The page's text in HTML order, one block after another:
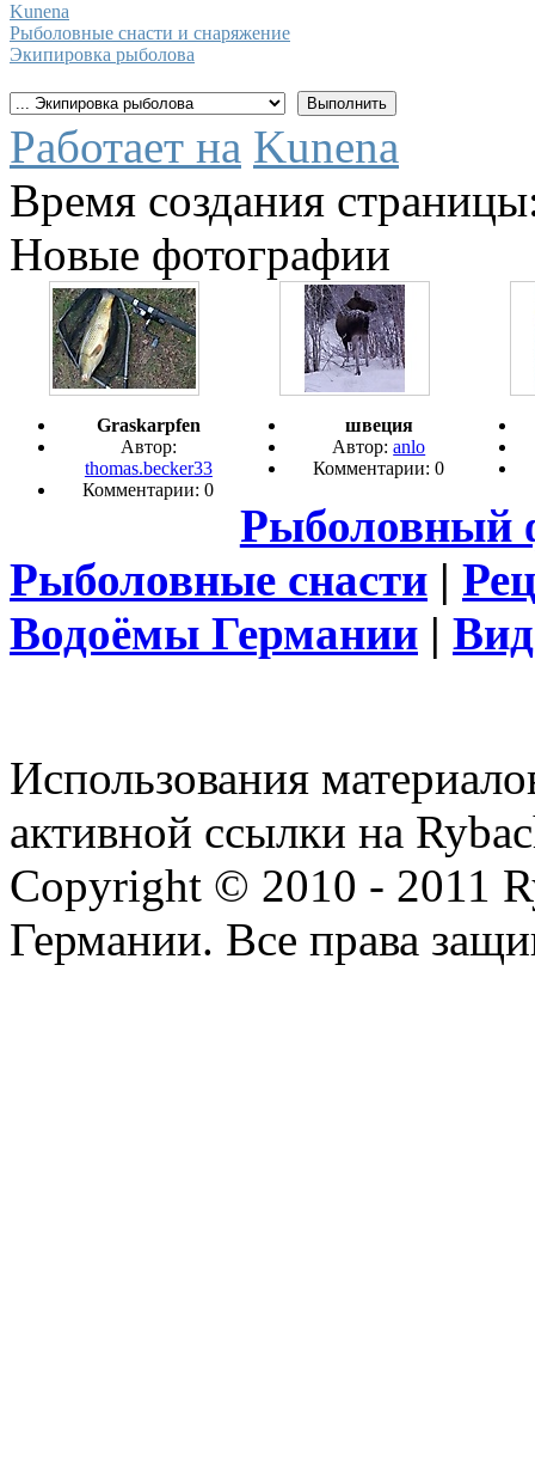
Kunena
Рыболовные снасти и снаряжение
Экипировка рыболова
Работает на Kunena
Время создания
Новые фотографии
Graskarpfen
Автор:
thomas.becker33
Комментарии: 0
швеция
Автор:anlo
Комментарии: 0
Рыболовный
Рыболовные снасти |
Водоёмы Германии |
Использования
активной ссылки на
Copyright © 2010 - 2011
Германии. Все права